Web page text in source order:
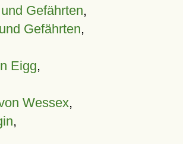
Gefährten,
Gefährten,
Eigg,
Wessex,
,